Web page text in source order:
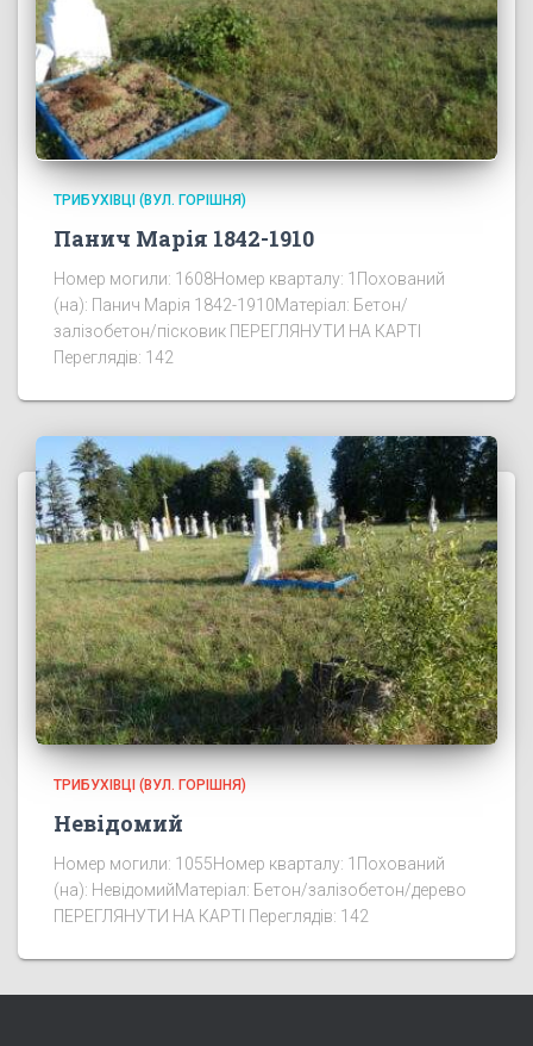
ТРИБУХІВЦІ (ВУЛ. ГОРІШНЯ)
Панич Марія 1842-1910
Номер могили: 1608Номер кварталу: 1Похований
(на): Панич Марія 1842-1910Матеріал: Бетон/
залізобетон/пісковик ПЕРЕГЛЯНУТИ НА КАРТІ
Переглядів: 142
ТРИБУХІВЦІ (ВУЛ. ГОРІШНЯ)
Невідомий
Номер могили: 1055Номер кварталу: 1Похований
(на): НевідомийМатеріал: Бетон/залізобетон/дерево
ПЕРЕГЛЯНУТИ НА КАРТІ Переглядів: 142